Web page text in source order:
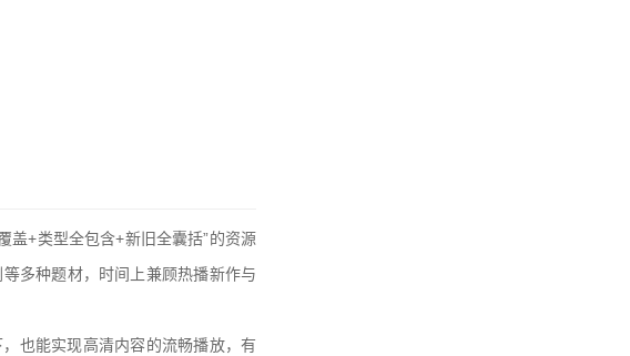
盖+类型全包含+新旧全囊括”的资源
多种题材，时间上兼顾热播新作与
也能实现高清内容的流畅播放，有